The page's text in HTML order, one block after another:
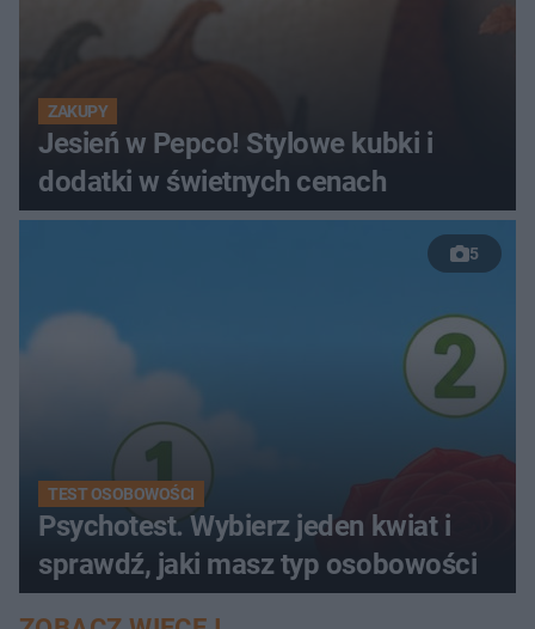
ZAKUPY
Jesień w Pepco! Stylowe kubki i
dodatki w świetnych cenach
5
TEST OSOBOWOŚCI
Psychotest. Wybierz jeden kwiat i
sprawdź, jaki masz typ osobowości